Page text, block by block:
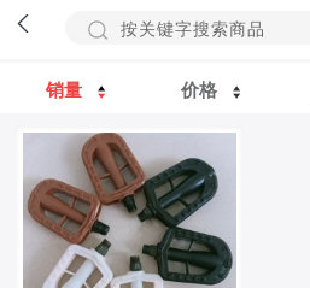
销量 价格